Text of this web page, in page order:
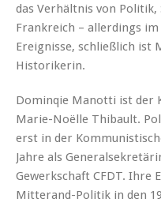
das Verhältnis von Politik,
Frankreich – allerdings
Ereignisse, schließlich ist
Historikerin.
Dominqie Manotti ist der
Marie-Noëlle Thibault.
erst in der
Jahre als
Gewerkschaft CFDT. Ihre
Mitterand-Politik in den